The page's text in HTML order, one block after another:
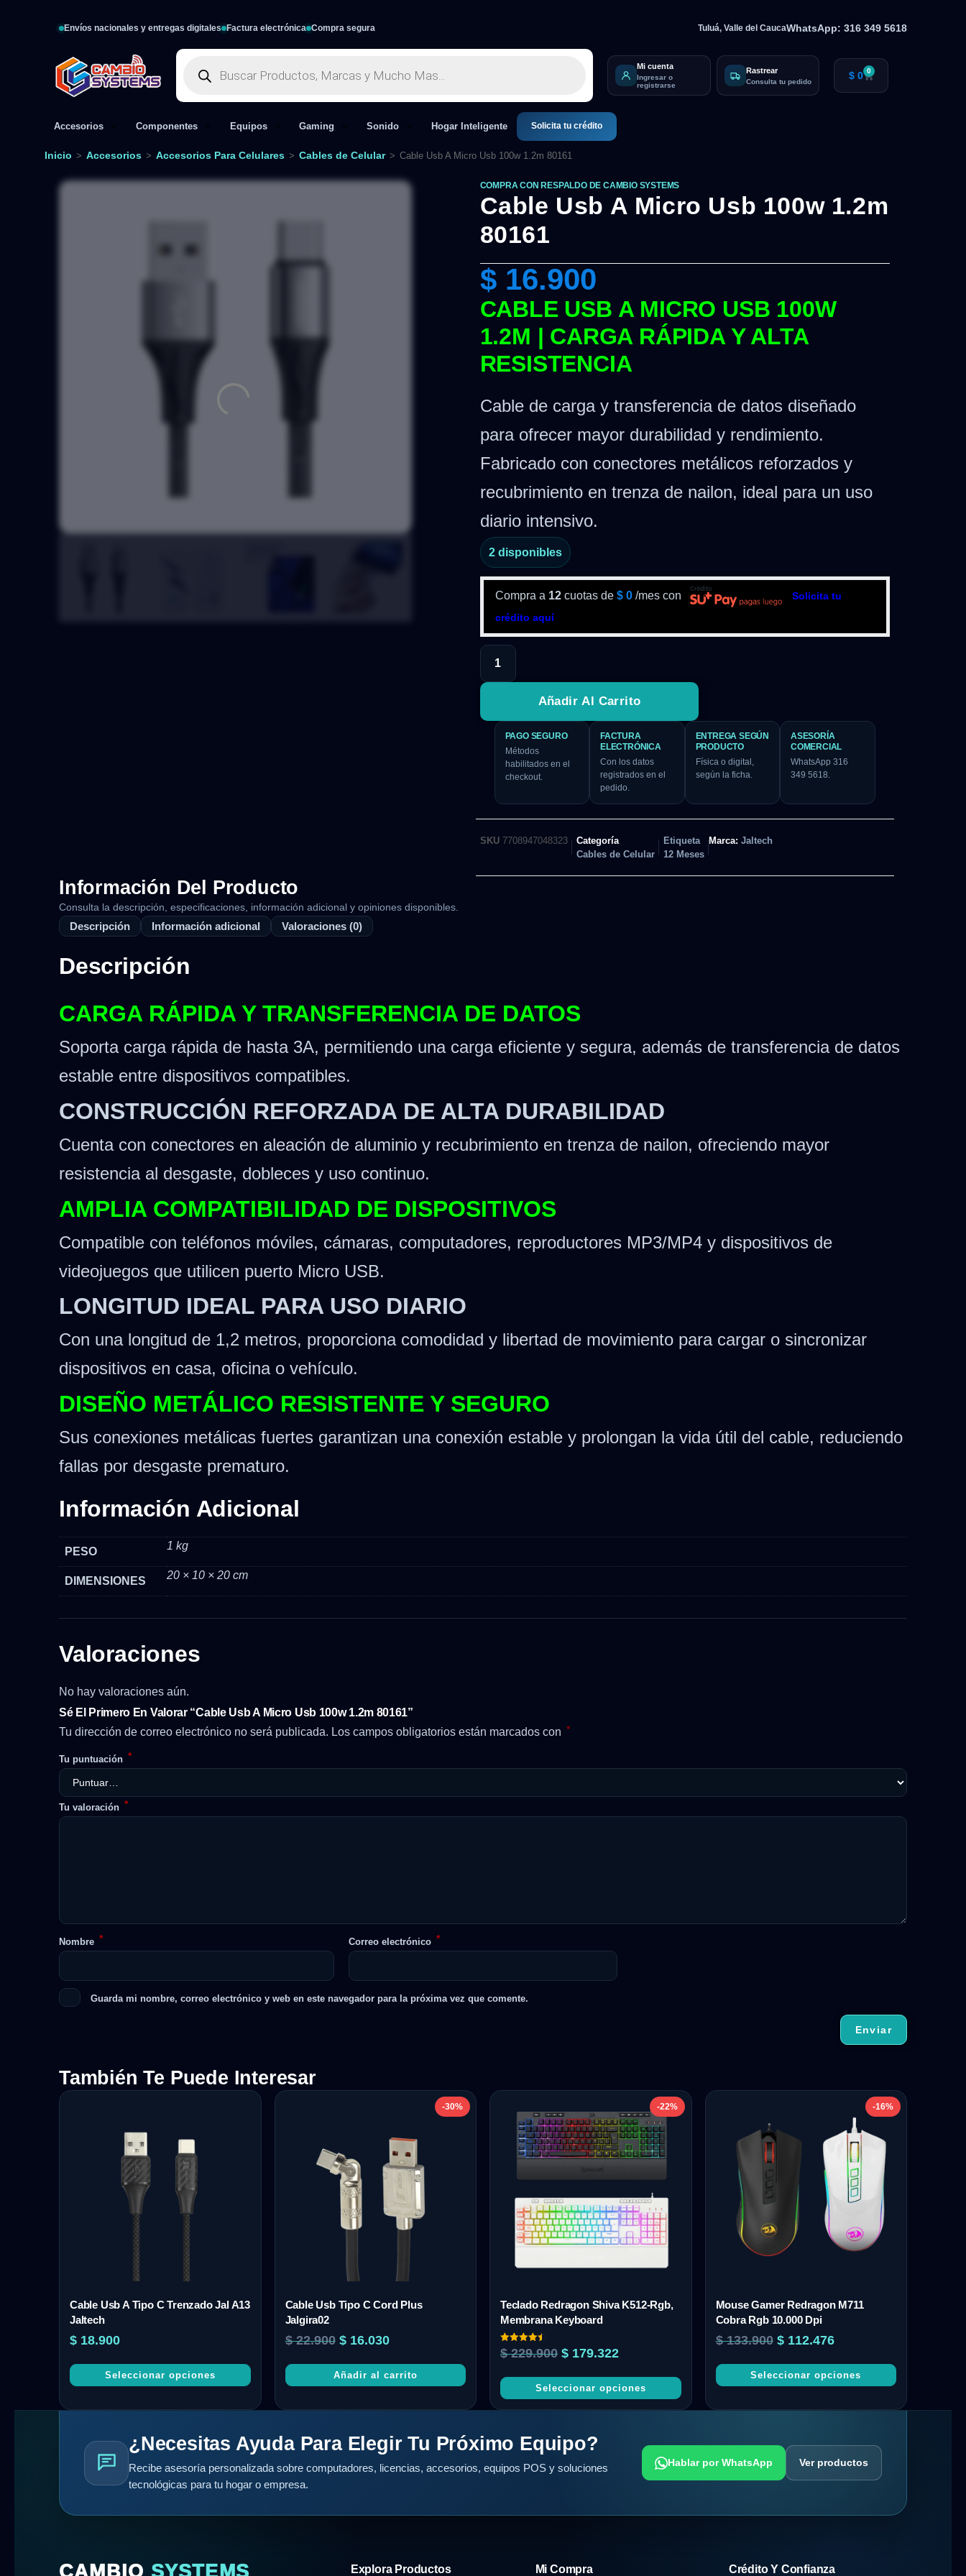
Envíos nacionales y entregas digitales Factura electrónica Compra segura Tuluá, Valle del CaucaWhatsApp: 316 349 5618
Mi cuenta
Ingresar o
registrarse
Rastrear
Consulta tu pedido $ 0 0
Accesorios Componentes Equipos Gaming Sonido Hogar Inteligente Solicita tu crédito
Inicio > Accesorios > Accesorios Para Celulares > Cables de Celular > Cable Usb A Micro Usb 100w 1.2m 80161
COMPRA CON RESPALDO DE CAMBIO SYSTEMS
Cable Usb A Micro Usb 100w 1.2m
80161
$16.900
CABLE USB A MICRO USB 100W
1.2M | CARGA RÁPIDA Y ALTA
RESISTENCIA
Cable de carga y transferencia de datos diseñado
para ofrecer mayor durabilidad y rendimiento.
Fabricado con conectores metálicos reforzados y
recubrimiento en trenza de nailon, ideal para un uso
diario intensivo.
2 disponibles
Compra a 12cuotas de $0 /mes con
Solicita tu
crédito aquí
Añadir Al Carrito
PAGO SEGURO
Métodos
habilitados en el
checkout.
FACTURA
ELECTRÓNICA
Con los datos
registrados en el
pedido.
ENTREGA SEGÚN
PRODUCTO
Física o digital,
según la ficha.
ASESORÍA
COMERCIAL
WhatsApp 316
349 5618.
SKU 7708947048323
Categoría
Cables de Celular
Etiqueta
12 Meses
Marca: Jaltech
Información Del Producto
Consulta la descripción, especificaciones, información adicional y opiniones disponibles.
Descripción Información adicional Valoraciones (0)
Descripción
CARGA RÁPIDA Y TRANSFERENCIA DE DATOS
Soporta carga rápida de hasta 3A, permitiendo una carga eficiente y segura, además de transferencia de datos
estable entre dispositivos compatibles.
CONSTRUCCIÓN REFORZADA DE ALTA DURABILIDAD
Cuenta con conectores en aleación de aluminio y recubrimiento en trenza de nailon, ofreciendo mayor
resistencia al desgaste, dobleces y uso continuo.
AMPLIA COMPATIBILIDAD DE DISPOSITIVOS
Compatible con teléfonos móviles, cámaras, computadores, reproductores MP3/MP4 y dispositivos de
videojuegos que utilicen puerto Micro USB.
LONGITUD IDEAL PARA USO DIARIO
Con una longitud de 1,2 metros, proporciona comodidad y libertad de movimiento para cargar o sincronizar
dispositivos en casa, oficina o vehículo.
DISEÑO METÁLICO RESISTENTE Y SEGURO
Sus conexiones metálicas fuertes garantizan una conexión estable y prolongan la vida útil del cable, reduciendo
fallas por desgaste prematuro.
Información Adicional
PESO 1 kg
DIMENSIONES 20 × 10 × 20 cm
Valoraciones
No hay valoraciones aún.
Sé El Primero En Valorar “Cable Usb A Micro Usb 100w 1.2m 80161”
Tu dirección de correo electrónico no será publicada. Los campos obligatorios están marcados con *
Tu puntuación *
Tu valoración *
Nombre * Correo electrónico *
Guarda mi nombre, correo electrónico y web en este navegador para la próxima vez que comente.
También Te Puede Interesar
Cable Usb A Tipo C Trenzado Jal A13
Jaltech
$ 18.900
Seleccionar opciones
-30%
Cable Usb Tipo C Cord Plus
Jalgira02
$22.900 $16.030
Añadir al carrito
-22%
Teclado Redragon Shiva K512-Rgb,
Membrana Keyboard
Valorado
con
de 5
$229.900 $ 179.322
Seleccionar opciones
-16%
Mouse Gamer Redragon M711
Cobra Rgb 10.000 Dpi
$133.900 $112.476
Seleccionar opciones
¿Necesitas Ayuda Para Elegir Tu Próximo Equipo?
Recibe asesoría personalizada sobre computadores, licencias, accesorios, equipos POS y soluciones
tecnológicas para tu hogar o empresa.
Hablar por WhatsApp Ver productos
Explora Productos Mi Compra Crédito Y Confianza